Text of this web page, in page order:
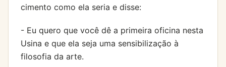
cimento como ela seria e disse:
- Eu quero que você dê a primeira oficina nesta
Usina e que ela seja uma sensibilização à
filosofia da arte.